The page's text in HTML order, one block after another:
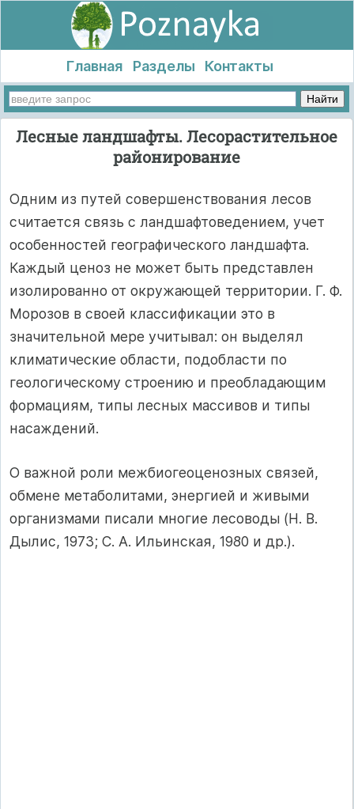
Главная Разделы Контакты
Лесные ландшафты. Лесорастительное
районирование
Одним из путей совершенствования лесов
считается связь с ландшафтоведением, учет
особенностей географического ландшафта.
Каждый ценоз не может быть представлен
изолированно от окружающей территории. Г. Ф.
Морозов в своей классификации это в
значительной мере учитывал: он выделял
климатические области, подобласти по
геологическому строению и преобладающим
формациям, типы лесных массивов и типы
насаждений.
О важной роли межбиогеоценозных связей,
обмене метаболитами, энергией и живыми
организмами писали многие лесоводы (Н. В.
Дылис, 1973; С. А. Ильинская, 1980 и др.).